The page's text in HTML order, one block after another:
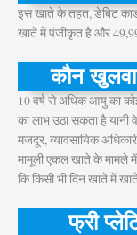
इस खाते के तहत, डेबिट
खाते में पंजीकृत है और
कौन
10 वर्ष से अधिक आयु का
का लाभ उठा सकता है यानी
मजदूर, व्यावसायिक
मामूली एकल खाते के मामले
कि किसी भी दिन खाते में
फ्री